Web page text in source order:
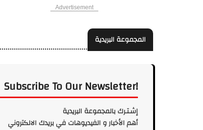
Advertisement
المجموعة البريدية
Subscribe To Our Newsletter!
إشـتـرك بالمجموعة البريدية
أهم الأخبار و الفيديوهات في بريدك الالكتروني